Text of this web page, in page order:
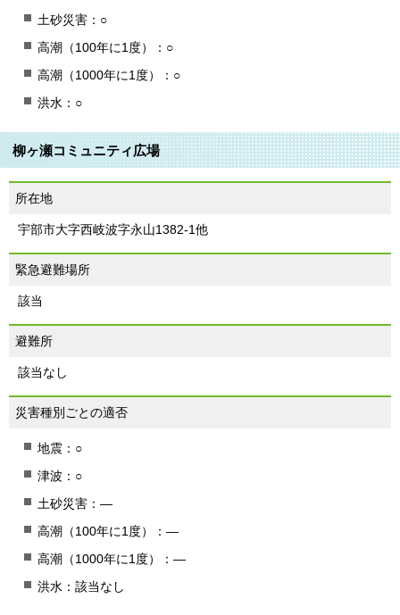
土砂災害：○
高潮（100年に1度）：○
高潮（1000年に1度）：○
洪水：○
柳ヶ瀬コミュニティ広場
所在地
宇部市大字西岐波字永山1382-1他
緊急避難場所
該当
避難所
該当なし
災害種別ごとの適否
地震：○
津波：○
土砂災害：―
高潮（100年に1度）：―
高潮（1000年に1度）：―
洪水：該当なし